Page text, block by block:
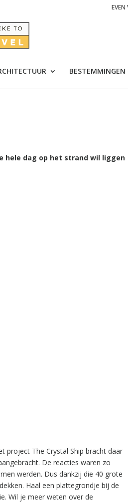
EVEN
BESTEMMINGEN
hele dag op het strand wil liggen
project The Crystal Ship bracht daar
De reacties waren zo
werden. Dus dankzij die 40 grote
Haal een plattegrondje bij de
Wil je meer weten over de